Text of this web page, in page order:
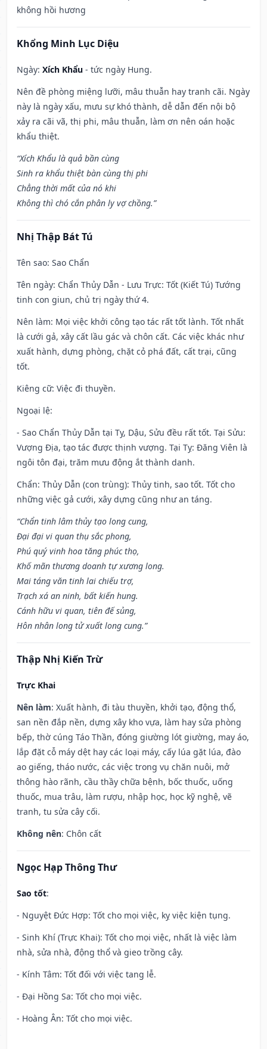
không hồi hương
Khổng Minh Lục Diệu
Ngày: Xích Khẩu - tức ngày Hung.
Nên đề phòng miệng lưỡi, mâu thuẫn hay tranh cãi. Ngày
này là ngày xấu, mưu sự khó thành, dễ dẫn đến nội bộ
xảy ra cãi vã, thị phi, mâu thuẫn, làm ơn nên oán hoặc
khẩu thiệt.
“Xích Khẩu là quả bần cùng
Sinh ra khẩu thiệt bàn cùng thị phi
Chẳng thời mất của nó khi
Không thì chó cắn phân ly vợ chồng.”
Nhị Thập Bát Tú
Tên sao: Sao Chẩn
Tên ngày: Chẩn Thủy Dẫn - Lưu Trực: Tốt (Kiết Tú) Tướng
tinh con giun, chủ trị ngày thứ 4.
Nên làm: Mọi việc khởi công tạo tác rất tốt lành. Tốt nhất
là cưới gả, xây cất lầu gác và chôn cất. Các việc khác như
xuất hành, dựng phòng, chặt cỏ phá đất, cất trại, cũng
tốt.
Kiêng cữ: Việc đi thuyền.
Ngoại lệ:
- Sao Chẩn Thủy Dẫn tại Tỵ, Dậu, Sửu đều rất tốt. Tại Sửu:
Vượng Địa, tạo tác được thịnh vượng. Tại Tỵ: Đăng Viên là
ngôi tôn đại, trăm mưu động ắt thành danh.
Chẩn: Thủy Dẫn (con trùng): Thủy tinh, sao tốt. Tốt cho
những việc gả cưới, xây dựng cũng như an táng.
“Chẩn tinh lâm thủy tạo long cung,
Đại đại vi quan thụ sắc phong,
Phú quý vinh hoa tăng phúc thọ,
Khố mãn thương doanh tự xương long.
Mai táng văn tinh lai chiếu trợ,
Trạch xá an ninh, bất kiến hung.
Cánh hữu vi quan, tiên đế sủng,
Hôn nhân long tử xuất long cung.”
Thập Nhị Kiến Trừ
Trực Khai
Nên làm: Xuất hành, đi tàu thuyền, khởi tạo, động thổ,
san nền đắp nền, dựng xây kho vựa, làm hay sửa phòng
bếp, thờ cúng Táo Thần, đóng giường lót giường, may áo,
lắp đặt cỗ máy dệt hay các loại máy, cấy lúa gặt lúa, đào
ao giếng, tháo nước, các việc trong vụ chăn nuôi, mở
thông hào rãnh, cầu thầy chữa bệnh, bốc thuốc, uống
thuốc, mua trâu, làm rượu, nhập học, học kỹ nghệ, vẽ
tranh, tu sửa cây cối.
Không nên: Chôn cất
Ngọc Hạp Thông Thư
Sao tốt:
- Nguyệt Đức Hợp: Tốt cho mọi việc, kỵ việc kiện tụng.
- Sinh Khí (Trực Khai): Tốt cho mọi việc, nhất là việc làm
nhà, sửa nhà, động thổ và gieo trồng cây.
- Kính Tâm: Tốt đối với việc tang lễ.
- Đại Hồng Sa: Tốt cho mọi việc.
- Hoàng Ân: Tốt cho mọi việc.